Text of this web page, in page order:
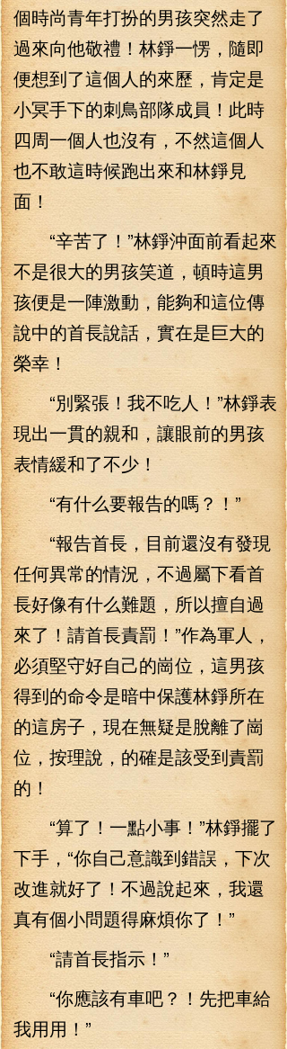
個時尚青年打扮的男孩突然走了
過來向他敬禮！林錚一愣，隨即
便想到了這個人的來歷，肯定是
小冥手下的刺鳥部隊成員！此時
四周一個人也沒有，不然這個人
也不敢這時候跑出來和林錚見
面！
“辛苦了！”林錚沖面前看起來
不是很大的男孩笑道，頓時這男
孩便是一陣激動，能夠和這位傳
說中的首長說話，實在是巨大的
榮幸！
“別緊張！我不吃人！”林錚表
現出一貫的親和，讓眼前的男孩
表情緩和了不少！
“有什么要報告的嗎？！”
“報告首長，目前還沒有發現
任何異常的情況，不過屬下看首
長好像有什么難題，所以擅自過
來了！請首長責罰！”作為軍人，
必須堅守好自己的崗位，這男孩
得到的命令是暗中保護林錚所在
的這房子，現在無疑是脫離了崗
位，按理說，的確是該受到責罰
的！
“算了！一點小事！”林錚擺了
下手，“你自己意識到錯誤，下次
改進就好了！不過說起來，我還
真有個小問題得麻煩你了！”
“請首長指示！”
“你應該有車吧？！先把車給
我用用！”